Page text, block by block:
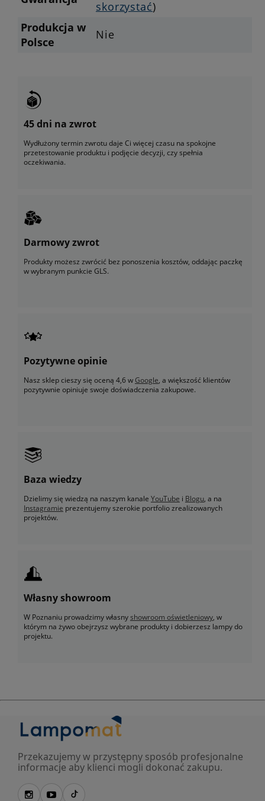
skorzystać)
Produkcja w
Polsce
Nie
45 dni na zwrot
Wydłużony termin zwrotu daje Ci więcej czasu na spokojne
przetestowanie produktu i podjęcie decyzji, czy spełnia
oczekiwania.
Darmowy zwrot
Produkty możesz zwrócić bez ponoszenia kosztów, oddając paczkę
w wybranym punkcie GLS.
Pozytywne opinie
Nasz sklep cieszy się oceną 4,6 wGoogle, a większość klientów
pozytywnie opiniuje swoje doświadczenia zakupowe.
Baza wiedzy
Dzielimy się wiedzą na naszym kanale YouTube i Blogu, a na
Instagramie prezentujemy szerokie portfolio zrealizowanych
projektów.
Własny showroom
W Poznaniu prowadzimy własnyshowroom oświetleniowy, w
którym na żywo obejrzysz wybrane produkty i dobierzesz lampy do
projektu.
Przekazujemy w przystępny sposób profesjonalne
informacje aby klienci mogli dokonać zakupu.